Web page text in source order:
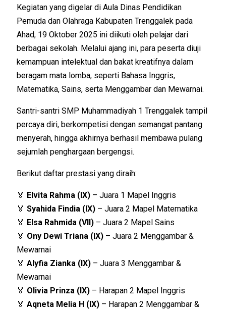
Kegiatan yang digelar diAula Dinas Pendidikan
Pemuda dan Olahraga Kabupaten Trenggalek pada
Ahad, 19 Oktober 2025 ini diikuti oleh pelajar dari
berbagai sekolah. Melalui ajang ini, para peserta diuji
kemampuan intelektual dan bakat kreatifnya dalam
beragam mata lomba, seperti Bahasa Inggris,
Matematika, Sains, serta Menggambar dan Mewarnai.
Santri-santri SMP Muhammadiyah 1 Trenggalek tampil
percaya diri, berkompetisi dengan semangat pantang
menyerah, hingga akhirnya berhasil membawa pulang
sejumlah penghargaan bergengsi.
Berikut daftar prestasi yang diraih:
🏅 Elvita Rahma (IX) – Juara 1 Mapel Inggris
🏅Syahida Findia (IX) – Juara 2 Mapel Matematika
🏅 Elsa Rahmida (VII) – Juara 2 Mapel Sains
🏅 Ony Dewi Triana (IX) – Juara 2 Menggambar &
Mewarnai
🏅Alyfia Zianka (IX) – Juara 3 Menggambar &
Mewarnai
🏅 Olivia Prinza (IX) – Harapan 2 Mapel Inggris
🏅Aqneta Melia H (IX) – Harapan 2 Menggambar &